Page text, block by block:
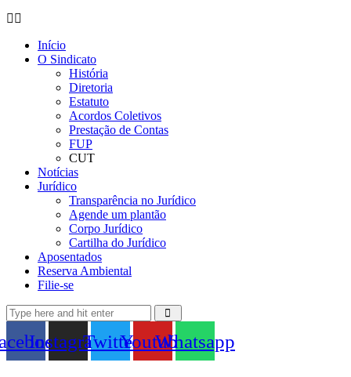
Início
O Sindicato
História
Diretoria
Estatuto
Acordos Coletivos
Prestação de Contas
FUP
CUT
Notícias
Jurídico
Transparência no Jurídico
Agende um plantão
Corpo Jurídico
Cartilha do Jurídico
Aposentados
Reserva Ambiental
Filie-se
InstagramTwitterYoutubeWhatsapp